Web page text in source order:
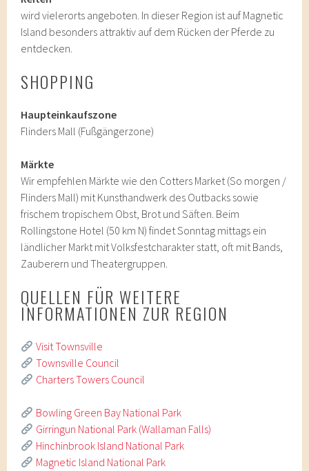
wird vielerorts angeboten. In dieser Region ist auf Magnetic
Island besonders attraktiv auf dem Rücken der Pferde zu
entdecken.
SHOPPING
Haupteinkaufszone
Flinders Mall (Fußgängerzone)
Märkte
Wir empfehlen Märkte wie den Cotters Market (So morgen /
Flinders Mall) mit Kunsthandwerk des Outbacks sowie
frischem tropischem Obst, Brot und Säften. Beim
Rollingstone Hotel (50 km N) findet Sonntag mittags ein
ländlicher Markt mit Volksfestcharakter statt, oft mit Bands,
Zauberern und Theatergruppen.
QUELLEN FÜR WEITERE
INFORMATIONEN ZUR REGION
Visit Townsville
Townsville Council
Charters Towers Council
Bowling Green Bay National Park
Girringun National Park (Wallaman Falls)
Hinchinbrook Island National Park
Magnetic Island National Park